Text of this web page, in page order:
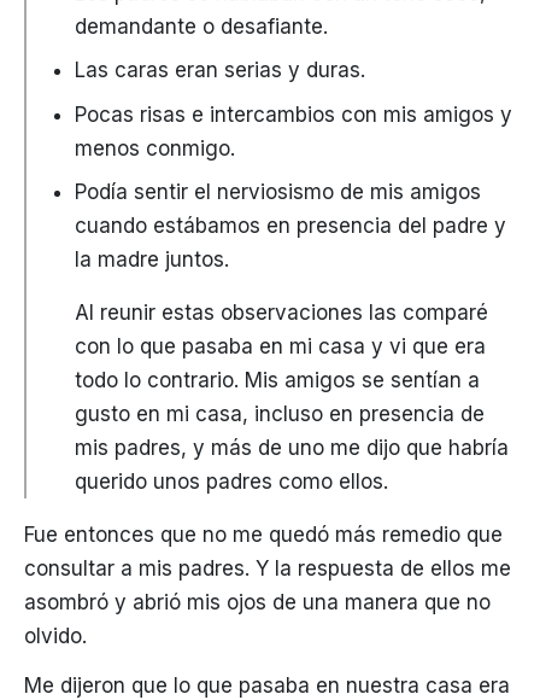
demandante o desafiante.
Las caras eran serias y duras.
Pocas risas e intercambios con mis amigos y
menos conmigo.
Podía sentir el nerviosismo de mis amigos
cuando estábamos en presencia del padre y
la madre juntos.
Al reunir estas observaciones las comparé
con lo que pasaba en mi casa y vi que era
todo lo contrario. Mis amigos se sentían a
gusto en mi casa, incluso en presencia de
mis padres, y más de uno me dijo que habría
querido unos padres como ellos.
Fue entonces que no me quedó más remedio que
consultar a mis padres. Y la respuesta de ellos me
asombró y abrió mis ojos de una manera que no
olvido.
Me dijeron que lo que pasaba en nuestra casa era